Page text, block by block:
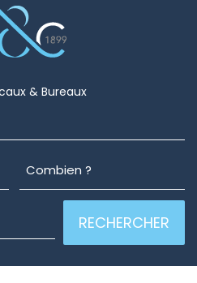
& Bureaux